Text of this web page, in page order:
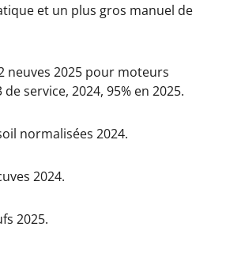
et un plus gros manuel de
neuves 2025 pour moteurs
service, 2024, 95% en 2025.
normalisées 2024.
2024.
2025.